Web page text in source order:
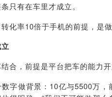
只有在车里才成立。
化率10倍于手机的前提，是
合，前提是平台把车的能力开
字做背景：10亿与5500万